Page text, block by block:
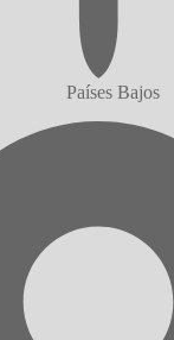
Países Bajos